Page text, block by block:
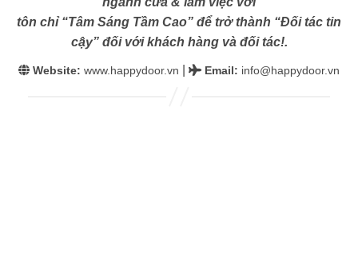
tôn chỉ “Tâm Sáng Tầm Cao” để trở thành “Đối tác tin
cậy” đối với khách hàng và đối tác!.
Website: www.happydoor.vn Email: info@happydoor.vn